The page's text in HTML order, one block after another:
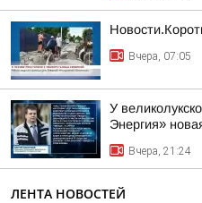
Вчера, 07:05
У
Энергия»
Вчера, 21:24
ЛЕНТА НОВОСТЕЙ